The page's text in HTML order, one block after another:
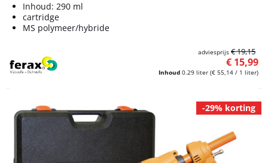
Inhoud: 290 ml
cartridge
MS polymeer/hybride
Inhoud 0.29 liter (€ 55,14 / 1 liter)
€ 15,99
adviesprijs € 19,15
-29% korting